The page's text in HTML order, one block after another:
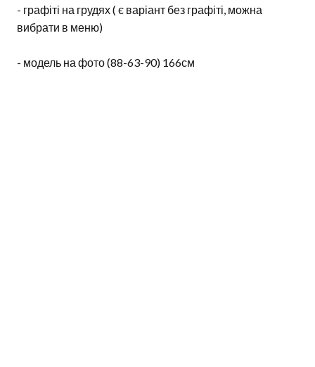
- графіті на грудях ( є варіант без графіті, можна
вибрати в меню)
- модель на фото (88-63-90) 166см